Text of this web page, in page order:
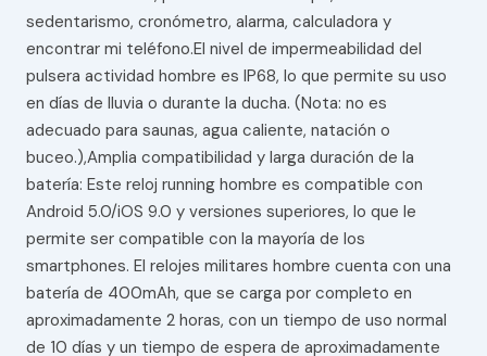
sedentarismo, cronómetro, alarma, calculadora y
encontrar mi teléfono.El nivel de impermeabilidad del
pulsera actividad hombre es IP68, lo que permite su uso
en días de lluvia o durante la ducha. (Nota: no es
adecuado para saunas, agua caliente, natación o
buceo.),Amplia compatibilidad y larga duración de la
batería: Este reloj running hombre es compatible con
Android 5.0/iOS 9.0 y versiones superiores, lo que le
permite ser compatible con la mayoría de los
smartphones. El relojes militares hombre cuenta con una
batería de 400mAh, que se carga por completo en
aproximadamente 2 horas, con un tiempo de uso normal
de 10 días y un tiempo de espera de aproximadamente